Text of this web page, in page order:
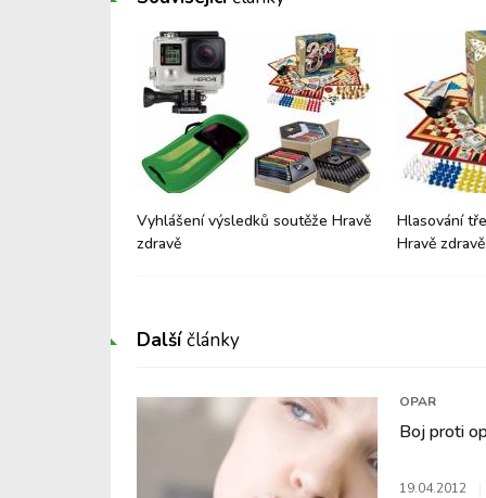
Vyhlášení výsledků soutěže Hravě
zdravě
Hlasování
Hravě zdravě
Dalšíčlánky
OPAR
Boj proti
19.04.2012